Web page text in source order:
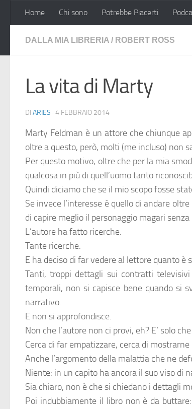
Salta al contenuto
Home Chi sono Potrebbe Piacerti
DALLA MIA LIBRERIA / ROBERT ROSS
La vita di Marty
DI ARIES · 4 FEBBRAIO 2014
Marty Feldman è un attore che chiunque
oltre a questo, però, molti (me incluso) non
Per questo motivo, oltre che per la mia
qualcosa in più di quell’uomo tanto
Quindi diciamo che se il mio scopo fosse
Se invece l’interesse è quello di andare
di capire meglio il personaggio magari
L’autore ha fatto ricerche.
Tante ricerche.
E ha deciso di far vedere al lettore quanto
Tanti, troppi dettagli sui contratti
temporali, non si capisce bene quando si
narrativo.
E non si approfondisce.
Non che l’autore non ci provi, eh? E’ solo
Cerca di far empatizzare, cerca di
Anche l’argomento della malattia che ne
Niente: in un capito ha ancora il suo viso di
Sia chiaro, non è che si chiedano i dettagli
Poi indubbiamente il libro non è da